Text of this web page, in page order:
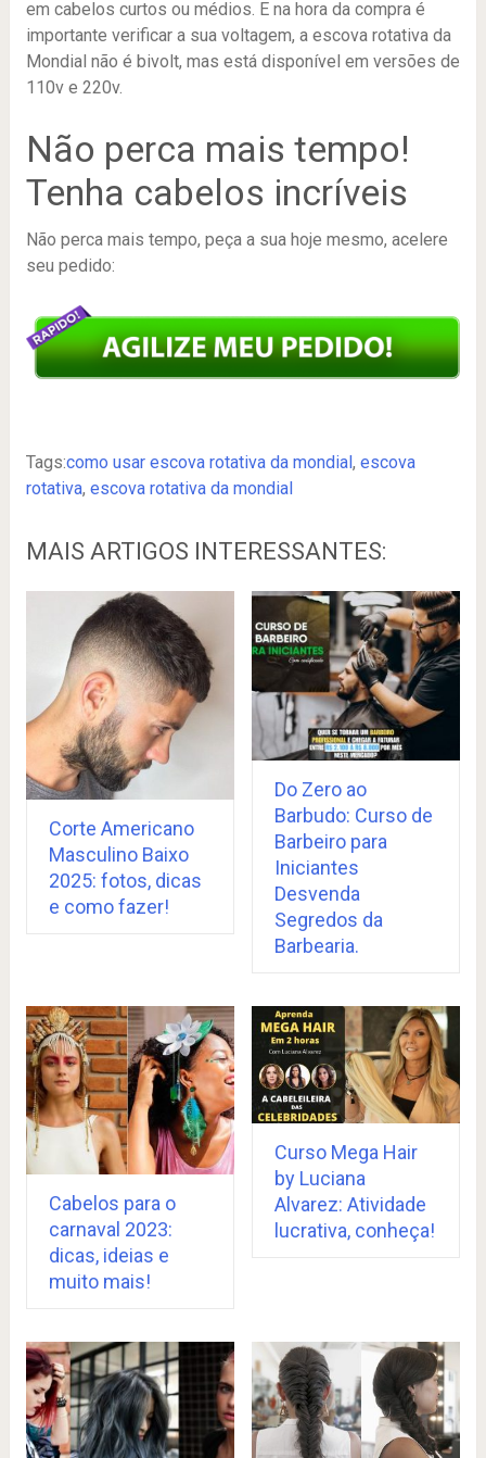
em cabelos curtos ou médios. E na hora da compra é
importante verificar a sua voltagem, a escova rotativa da
Mondial não é bivolt, mas está disponível em versões de
110v e 220v.
Não perca mais tempo!
Tenha cabelos incríveis
Não perca mais tempo, peça a sua hoje mesmo, acelere
seu pedido:
Tags:como usar escova rotativa da mondial , escova
rotativa, escova rotativa da mondial
MAIS ARTIGOS INTERESSANTES:
Corte Americano
Masculino Baixo
2025: fotos, dicas
e como fazer!
Do Zero ao
Barbudo: Curso de
Barbeiro para
Iniciantes
Desvenda
Segredos da
Barbearia.
Cabelos para o
carnaval 2023:
dicas, ideias e
muito mais!
Curso Mega Hair
by Luciana
Alvarez: Atividade
lucrativa, conheça!